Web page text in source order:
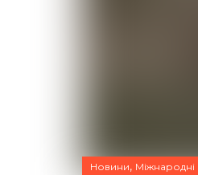
Новини,